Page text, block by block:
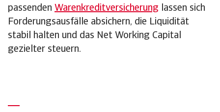
passenden Warenkreditversicherung lassen sich
Forderungsausfälle absichern, die Liquidität
stabil halten und das Net Working Capital
gezielter steuern.